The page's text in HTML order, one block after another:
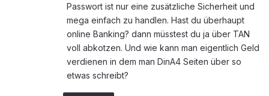
Passwort ist nur eine zusätzliche Sicherheit und
mega einfach zu handlen. Hast du überhaupt
online Banking? dann müsstest du ja über TAN
voll abkotzen. Und wie kann man eigentlich Geld
verdienen in dem man DinA4 Seiten über so
etwas schreibt?